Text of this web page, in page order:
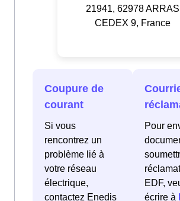
21941, 62978 ARRAS
CEDEX 9, France
Coupure de
courant
Si vous
rencontrez un
problème lié à
votre réseau
électrique,
contactez Enedis
Pour
EDF,
écrire à